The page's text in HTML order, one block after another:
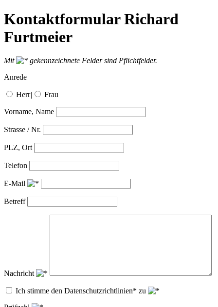
Kontaktformular Richard
Furtmeier
Mit
gekennzeichnete Felder sind Pflichtfelder.
Anrede
Herr| Frau
Vorname, Name
Strasse / Nr.
PLZ, Ort
Telefon
E-Mail
Betreff
Nachricht
Ich stimme den Datenschutzrichtlinien* zu